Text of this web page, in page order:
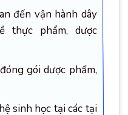
đến vận hành dây
thực phẩm, dược
gói dược phẩm,
sinh học tại các tại